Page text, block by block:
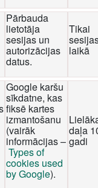
Pārbauda
lietotāja
sesijas un
autorizācijas
datus.
Tikai
laikā
Google karšu
sīkdatne, kas
fiksē kartes
izmantošanu
(vairāk
informācijas –
Types of
cookies used
by Google).
daļa
gadi